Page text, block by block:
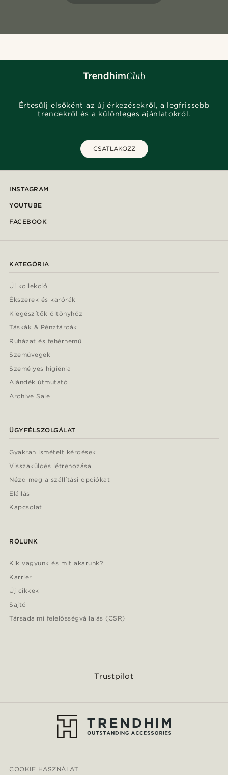
Értesülj elsőként az új érkezésekről, a legfrissebb
trendekről és a különleges ajánlatokról.
CSATLAKOZZ
INSTAGRAM
YOUTUBE
FACEBOOK
KATEGÓRIA
Új kollekció
Ékszerek és karórák
Kiegészítők öltönyhöz
Táskák & Pénztárcák
Ruházat és fehérnemű
Szemüvegek
Személyes higiénia
Ajándék útmutató
Archive Sale
ÜGYFÉLSZOLGÁLAT
Gyakran ismételt kérdések
Visszaküldés létrehozása
Nézd meg a szállítási opciókat
Elállás
Kapcsolat
RÓLUNK
Kik vagyunk és mit akarunk?
Karrier
Új cikkek
Sajtó
Társadalmi felelősségvállalás (CSR)
Trustpilot
COOKIE HASZNÁLAT